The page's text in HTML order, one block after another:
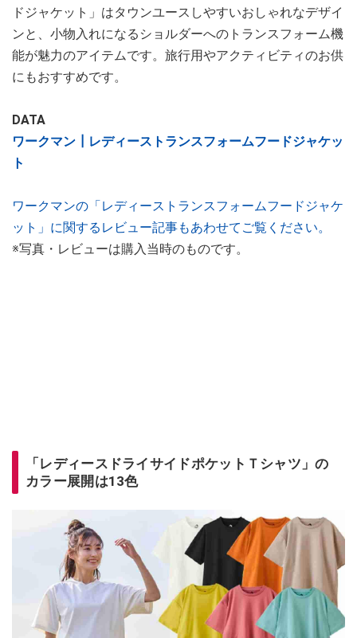
ドジャケット」はタウンユースしやすいおしゃれなデザイ
ンと、小物入れになるショルダーへのトランスフォーム機
能が魅力のアイテムです。旅行用やアクティビティのお供
にもおすすめです。
DATA
ワークマン┃レディーストランスフォームフードジャケッ
ト
ワークマンの「レディーストランスフォームフードジャケ
ット」に関するレビュー記事もあわせてご覧ください。
※写真・レビューは購入当時のものです。
「レディースドライサイドポケットＴシャツ」の
カラー展開は13色